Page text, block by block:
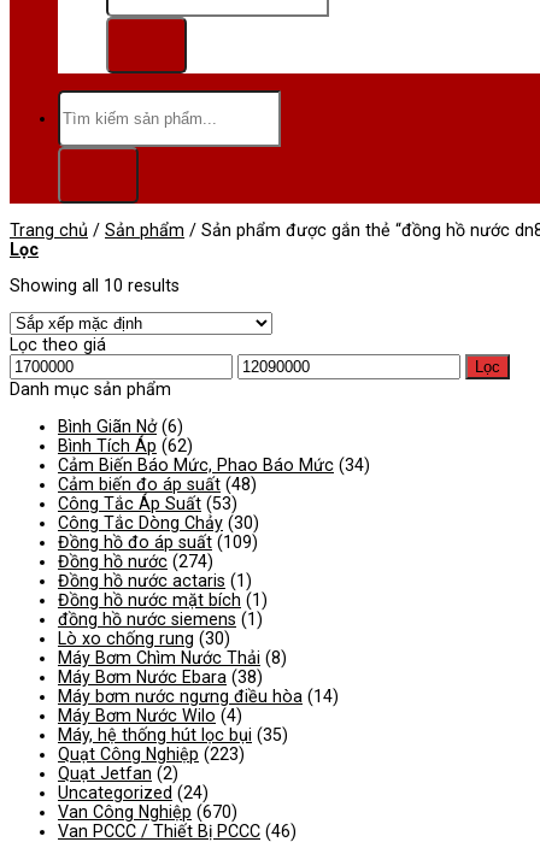
Tìm
kiếm:
Trang chủ / Sản phẩm / Sản phẩm được gắn thẻ “đồng hồ nước
Lọc
Showing all 10 results
Lọc theo giá
Giá
tối
thiểu
Giá
tối
Lọc
Danh mục sản phẩm
Bình Giãn Nở (6)
Bình Tích Áp (62)
Cảm Biến Báo Mức, Phao Báo Mức (34)
Cảm biến đo áp suất (48)
Công Tắc Áp Suất (53)
Công Tắc Dòng Chảy (30)
Đồng hồ đo áp suất (109)
Đồng hồ nước (274)
Đồng hồ nước actaris (1)
Đồng hồ nước mặt bích (1)
đồng hồ nước siemens (1)
Lò xo chống rung (30)
Máy Bơm Chìm Nước Thải (8)
Máy Bơm Nước Ebara (38)
Máy bơm nước ngưng điều hòa (14)
Máy Bơm Nước Wilo (4)
Máy, hệ thống hút lọc bụi (35)
Quạt Công Nghiệp (223)
Quạt Jetfan (2)
Uncategorized (24)
Van Công Nghiệp (670)
Van PCCC / Thiết Bị PCCC (46)